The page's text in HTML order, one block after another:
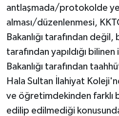
antlaşmada/protokolde
alması/düzenlenmesi,
Bakanlığı tarafından değil,
tarafından yapıldığı
Bakanlığı tarafından
Hala Sultan İlahiyat
ve öğretimdekinden farklı
edilip edilmediği